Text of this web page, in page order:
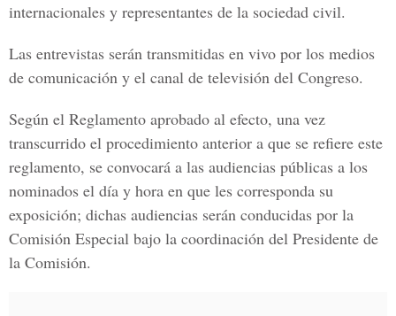
internacionales y representantes de la sociedad civil.
Las entrevistas serán transmitidas en vivo por los medios
de comunicación y el canal de televisión del Congreso.
Según el Reglamento aprobado al efecto, una vez
transcurrido el procedimiento anterior a que se refiere este
reglamento, se convocará a las audiencias públicas a los
nominados el día y hora en que les corresponda su
exposición; dichas audiencias serán conducidas por la
Comisión Especial bajo la coordinación del Presidente de
la Comisión.